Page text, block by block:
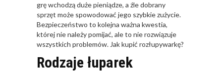
grę wchodzą duże pieniądze, a źle dobrany
sprzęt może spowodować jego szybkie zużycie.
Bezpieczeństwo to kolejna ważna kwestia,
której nie należy pomijać, ale to nie rozwiązuje
wszystkich problemów. Jak kupić rozłupywarkę?
Rodzaje łuparek